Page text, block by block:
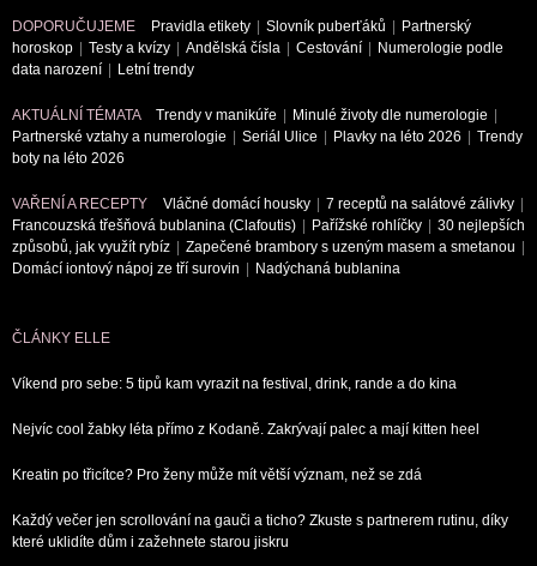
DOPORUČUJEME Pravidla etikety Slovník puberťáků
Partnerský
horoskop
Testy a kvízy Andělská čísla Cestování
Numerologie podle
data narození
Letní trendy
AKTUÁLNÍ TÉMATA Trendy v manikúře Minulé životy dle numerologie
Partnerské vztahy a numerologie
Seriál Ulice Plavky na léto 2026
Trendy
boty na léto 2026
VAŘENÍ A RECEPTY Vláčné domácí housky 7 receptů na salátové zálivky
Francouzská třešňová bublanina (Clafoutis)
Pařížské rohlíčky
30 nejlepších
způsobů, jak využít rybíz
Zapečené brambory s uzeným masem a smetanou
Domácí iontový nápoj ze tří surovin
Nadýchaná bublanina
ČLÁNKY ELLE
Víkend pro sebe: 5 tipů kam vyrazit na festival, drink, rande a do kina
Nejvíc cool žabky léta přímo z Kodaně. Zakrývají palec a mají kitten heel
Kreatin po třicítce? Pro ženy může mít větší význam, než se zdá
Každý večer jen scrollování na gauči a ticho? Zkuste s partnerem rutinu, díky
které uklidíte dům i zažehnete starou jiskru